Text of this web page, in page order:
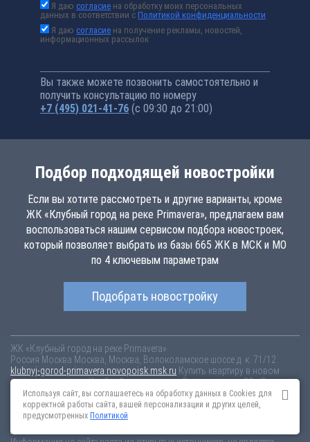
Я даюсогласие на обработку моих персональных
данных в соответствии сПолитикой конфиденциальности
Я даюсогласие на получение рекламы, новостей,
информационных рассылок
Вы также можете позвонить самостоятельно и
получить консультацию по номеру
+7 (495) 021-41-76 (с 09:30 до 21:00)
Подбор подходящей новостройки
Если вы хотите рассмотреть и другие варианты, кроме
ЖК «Клубный город на реке Primavera», предлагаем вам
воспользоваться нашим сервисом подбора новостроек,
который позволяет выбрать из базы 665 ЖК в МСК и МО
по 4 ключевым параметрам
Подобрать новостройку
ЖК «Клубный город на реке Primavera»
Россия Москва Москва, Москва, Волоколамское шоссе д. к. 71/12
klubnyj-gorod-primavera.novopoisk.msk.ru Купить квартиру в новом
жилом комплексе «Клубный город на реке Primavera» от «СЗ «Стадион
"Спартак"»» в Покровском-Стрешнево. Квартиры различных
планировок от 22.19 млн рублей!
Используя сайт, вы соглашаетесь на обработку данных в Cookies для
корректной работы сайта, вашей персонализации и других целей,
предусмотренных Политикой